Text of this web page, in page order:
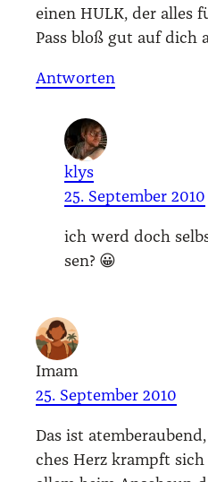
einen HULK, der alles
Pass bloß gut auf dich
Antworten
klys
25. September 2010
ich werd doch
sen? 😀
Imam
25. September 2010
Das ist
ches Herz krampft